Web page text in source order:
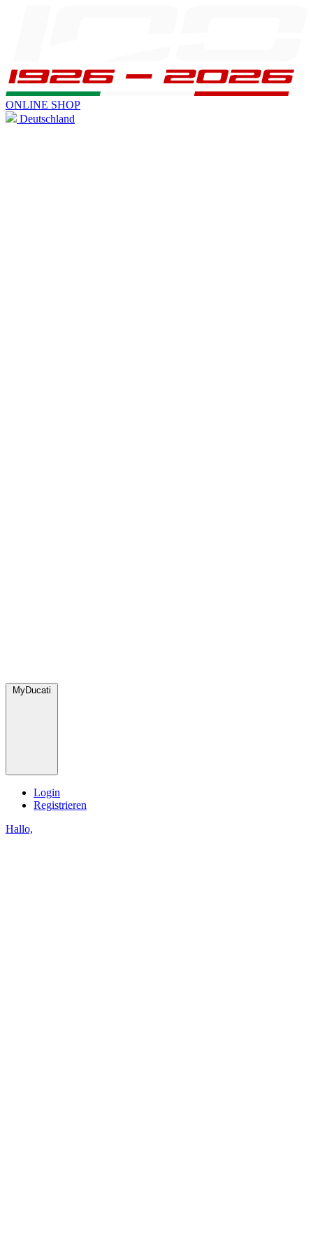
ONLINE SHOP
Deutschland
MyDucati
Login
Registrieren
Hallo,